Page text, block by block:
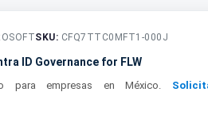
SKU: CFQ7TTC0MFT1-000J
ID Governance for FLW
para empresas en México.